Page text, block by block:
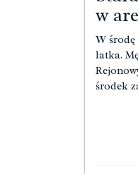
w
W środę
latka.
środek